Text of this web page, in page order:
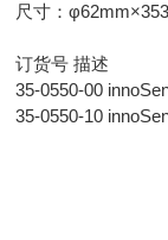
尺寸：
订货号 描述
35-0550-00
35-0550-10